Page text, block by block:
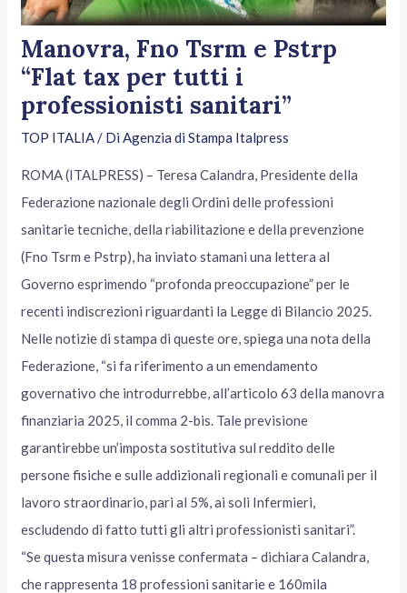
Manovra, Fno Tsrm e Pstrp
“Flat tax per tutti i
professionisti sanitari”
TOP ITALIA/ DiAgenzia di Stampa Italpress
ROMA (ITALPRESS) – Teresa Calandra, Presidente della
Federazione nazionale degli Ordini delle professioni
sanitarie tecniche, della riabilitazione e della prevenzione
(Fno Tsrm e Pstrp), ha inviato stamani una lettera al
Governo esprimendo “profonda preoccupazione” per le
recenti indiscrezioni riguardanti la Legge di Bilancio 2025.
Nelle notizie di stampa di queste ore, spiega una nota della
Federazione, “si fa riferimento a un emendamento
governativo che introdurrebbe, all’articolo 63 della manovra
finanziaria 2025, il comma 2-bis. Tale previsione
garantirebbe un’imposta sostitutiva sul reddito delle
persone fisiche e sulle addizionali regionali e comunali per il
lavoro straordinario, pari al 5%, ai soli Infermieri,
escludendo di fatto tutti gli altri professionisti sanitari”.
“Se questa misura venisse confermata – dichiara Calandra,
che rappresenta 18 professioni sanitarie e 160mila